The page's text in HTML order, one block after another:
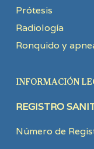
Prótesis
Radiología
Ronquido y
INFORMACIÓN
REGISTRO
Número de